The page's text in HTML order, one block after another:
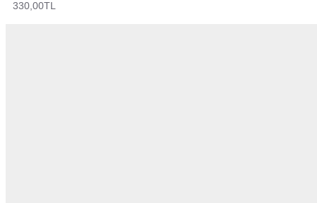
330,00TL